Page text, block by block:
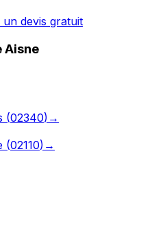
un devis gratuit
Aisne
(02340) →
(02110) →